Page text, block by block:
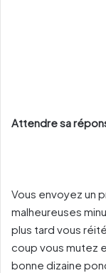
Attendre sa
Vous envoyez un
malheureuses
plus tard vous
coup vous mutez
bonne dizaine